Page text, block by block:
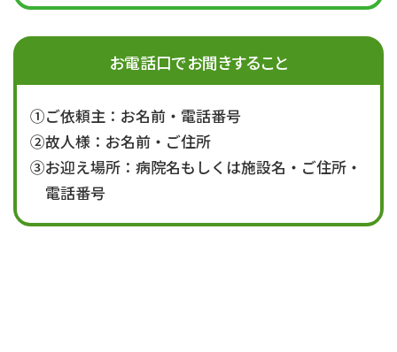
お電話口でお聞きすること
①ご依頼主：お名前・電話番号
②故人様：お名前・ご住所
③お迎え場所：病院名もしくは施設名・ご住所・
電話番号